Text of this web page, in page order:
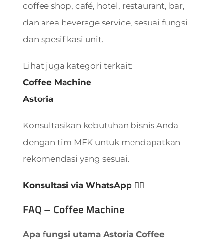
coffee shop, café, hotel, restaurant, bar,
dan area beverage service, sesuai fungsi
dan spesifikasi unit.
Lihat juga kategori terkait:
Coffee Machine
Astoria
Konsultasikan kebutuhan bisnis Anda
dengan tim MFK untuk mendapatkan
rekomendasi yang sesuai.
Konsultasi via WhatsApp 👈🏻
FAQ – Coffee Machine
Apa fungsi utama Astoria Coffee